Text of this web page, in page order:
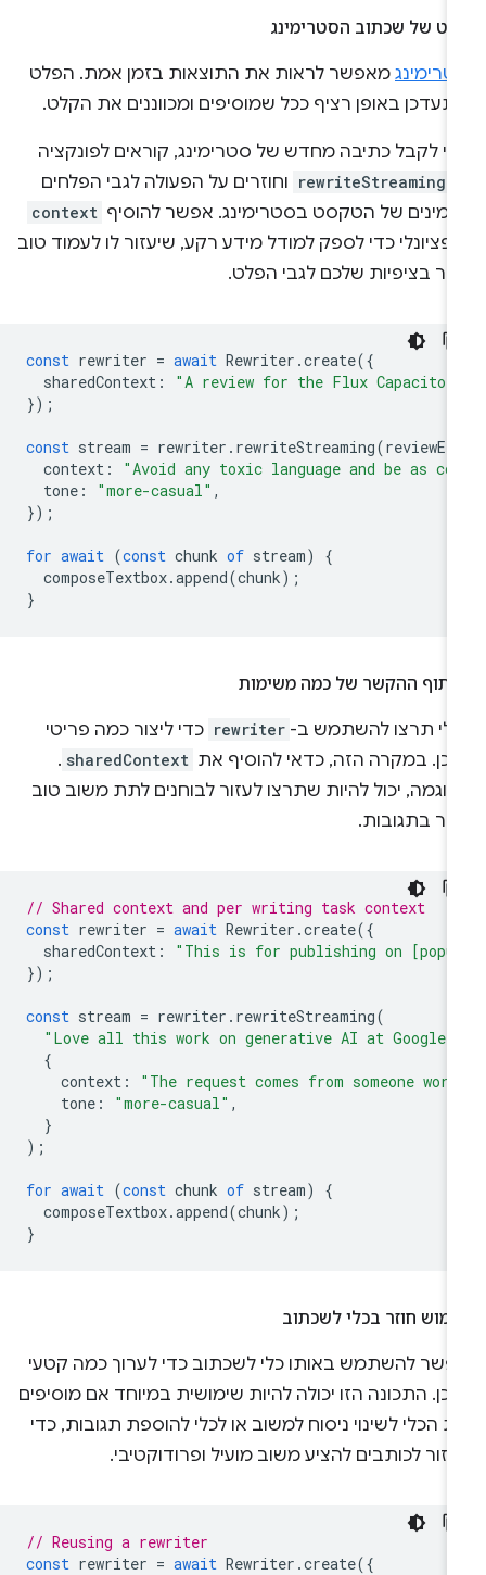
של שכתוב הסטרימינג
מאפשר לראות את התוצאות בזמן אמת. הפלט
באופן רציף ככל שמוסיפים ומכווננים את הקלט.
לקבל כתיבה מחדש של סטרימינג, קוראים לפונקציה
וחוזרים על הפעולה לגבי הפלחים
של הטקסט בסטרימינג. אפשר להוסיף context
כדי לספק למודל מידע רקע, שיעזור לו לעמוד טוב
בציפיות שלכם לגבי הפלט.
const rewriter = await Rewriter.create
sharedContext: "A review for the Flux Capacitor
const stream = rewriter.rewriteStreaming(reviewEl
context: "Avoid any toxic language and be as
tone: "more-casual"
for await (const chunk of stream
composeTextbox.append(chunk
ההקשר של כמה משימות
תרצו להשתמש ב- rewriter כדי ליצור כמה פריטי
במקרה הזה, כדאי להוסיף את sharedContext
.
יכול להיות שתרצו לעזור לבוחנים לתת משוב טוב
בתגובות.
// Shared context and per writing task context
const rewriter = await Rewriter.create
sharedContext : "This is for publishing on
const stream = rewriter.rewriteStreaming
"Love all this work on generative AI at Google!
context : "The request comes from someone
tone: "more-casual"
for await (const chunk of stream
composeTextbox.append(chunk
חוזר בכלי לשכתוב
להשתמש באותו כלי לשכתוב כדי לערוך כמה קטעי
התכונה הזו יכולה להיות שימושית במיוחד אם מוסיפים
הכלי לשינוי ניסוח למשוב או לכלי להוספת תגובות, כדי
לכותבים להציע משוב מועיל ופרודוקטיבי.
// Reusing a rewriter
const rewriter = await Rewriter.create